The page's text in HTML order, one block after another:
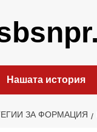
Нашата история
ЗА ФОРМАЦИЯ